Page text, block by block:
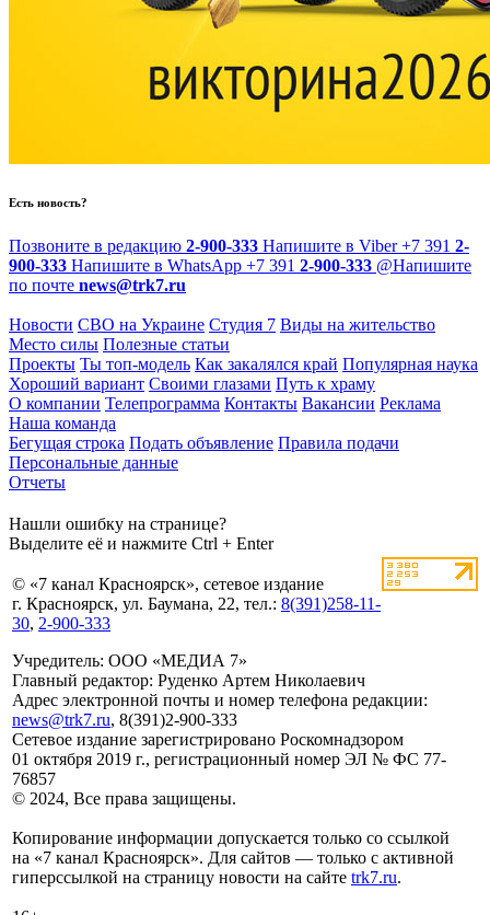
Есть новость?
Позвоните в редакцию 2-900-333 Напишите в Viber +7 391 2-
900-333 Напишите в WhatsApp +7 391 2-900-333 @Напишите
по почте news@trk7.ru
Новости СВО на Украине Студия 7 Виды на жительство
Место силы Полезные статьи
Проекты Ты топ-модель Как закалялся край Популярная наука
Хороший вариант Своими глазами Путь к храму
О компании Телепрограмма Контакты Вакансии Реклама
Наша команда
Бегущая строка Подать объявление Правила подачи
Персональные данные
Отчеты
Нашли ошибку на странице?
Выделите её и нажмите Ctrl + Enter
© «7 канал Красноярск», сетевое издание
г. Красноярск, ул. Баумана, 22, тел.: 8(391)258-11-
30, 2-900-333
Учредитель: ООО «МЕДИА 7»
Главный редактор: Руденко Артем Николаевич
Адрес электронной почты и номер телефона редакции:
news@trk7.ru, 8(391)2-900-333
Сетевое издание зарегистрировано Роскомнадзором
01 октября 2019 г., регистрационный номер ЭЛ № ФС 77-
76857
© 2024, Все права защищены.
Копирование информации допускается только со ссылкой
на «7 канал Красноярск». Для сайтов — только с активной
гиперссылкой на страницу новости на сайте trk7.ru.